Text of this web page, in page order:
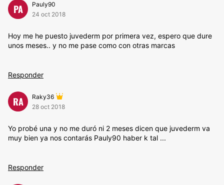
PA
Pauly90
24 oct 2018
Hoy me he puesto juvederm por primera vez, espero que dure
unos meses.. y no me pase como con otras marcas
Responder
RA
Raky36
28 oct 2018
Yo probé una y no me duró ni 2 meses dicen que juvederm va
muy bien ya nos contarás Pauly90 haber k tal ...
Responder